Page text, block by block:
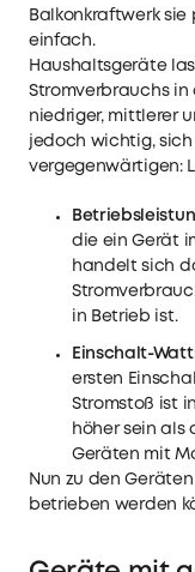
Balkonkraftwerk sie
einfach.
Haushaltsgeräte
Stromverbrauchs
niedriger, mittlerer
jedoch wichtig, sich
vergegenwärtigen:
die ein Gerät
handelt sich
in Betrieb ist.
Einschalt-
ersten
Stromstoß ist
höher sein als
Geräten mit
Nun zu den
betrieben werden